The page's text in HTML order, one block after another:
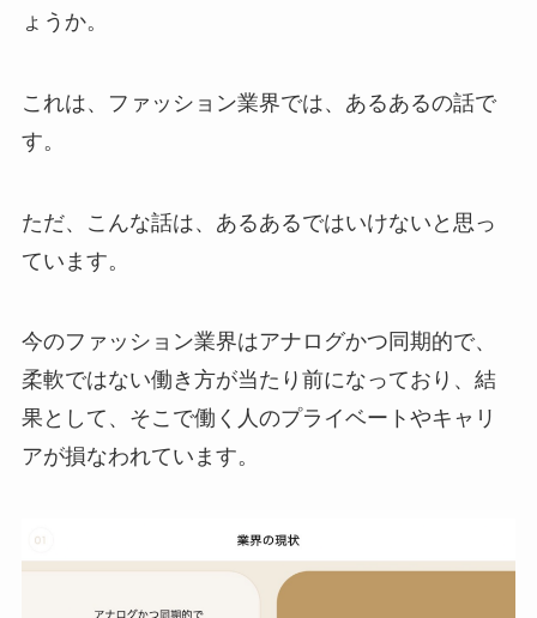
ょうか。
これは、ファッション業界では、あるあるの話で
す。
ただ、こんな話は、あるあるではいけないと思っ
ています。
今のファッション業界はアナログかつ同期的で、
柔軟ではない働き方が当たり前になっており、結
果として、そこで働く人のプライベートやキャリ
アが損なわれています。